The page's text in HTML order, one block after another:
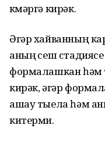
күмәргә кирәк.
Әгәр хайванның
аның үсеш
формалашкан һәм
кирәк, әгәр
ашау тыела һәм
китерми.